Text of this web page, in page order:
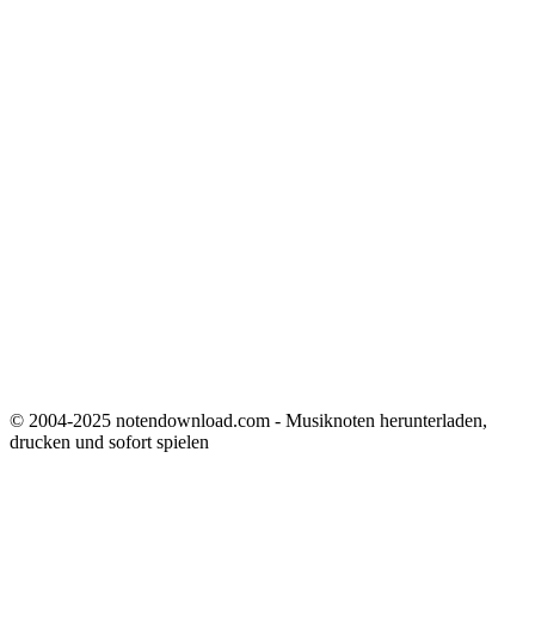
© 2004-2025 notendownload.com - Musiknoten herunterladen,
drucken und sofort spielen